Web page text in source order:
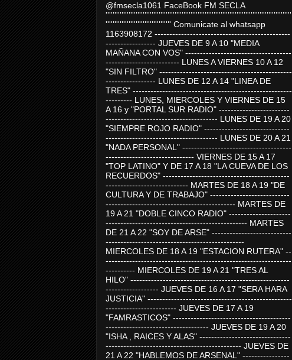
@fmsecla1061 FaceBook FM SECLA
'''''''''''''''''''''''''''''''''''''''''''''''''''''''''''''''''''''''''''''''''''''''''''''''''''''''''
''''''''''''''''''''''''''''''''''''' Comunicate al whatsapp
1163908172 ----------------------------------------------
----------------- JUEVES DE 9 A 10 "MEDIA
MAÑANA CON VOS" ------------------------------------
------------------------- LUNES A VIERNES 10 A 12
"SIN FILTRO" ---------------------------------------------
----------------- LUNES DE 12 A 14 "LINEA DE
TRES" ------------------------------------------------------
--------- LUNES, MIERCOLES Y VIERNES DE 15
A 16 y "PORTAL SUR RADIO" ------------------------
-------------------------------------- LUNES DE 19 A 20
"SIEMPRE ROJO RADIO" -----------------------------
-------------------------------------- LUNES DE 20 A 21
"NADA PERSONAL" -------------------------------------
------------------------------ VIERNES DE 15 A 17
"TOP LATINO" Y DE 17 A 18 "LA CUEVA DE LOS
RECUERDOS" -------------------------------------------
---------------------------- MARTES DE 18 A 19 "DE
CULTURA Y DE TRABAJO" ---------------------------
-------------------------------------------- MARTES DE
19 A 21 "DOBLE CINCO RADIO" ---------------------
------------------------------------------------ MARTES
DE 21 A 22 "SOY DE ARSE" ---------------------------
-----------------------------------------------
MIERCOLES DE 18 A 19 "ESTACION RUTERA" --
---------------------------------------------------------------
---------- MIERCOLES DE 19 A 21 "TRES AL
HILO" ------------------------------------------------------
------------------ JUEVES DE 16 A 17 "SERA HARA
JUSTICIA" -------------------------------------------------
------------------------ JUEVES DE 17 A 19
"FAMRASTICOS" ----------------------------------------
----------------------------------- JUEVES DE 19 A 20
"ISHA , RAICES Y ALAS" -------------------------------
---------------------------------------------- JUEVES DE
21 A 22 "HABLEMOS DE ARSENAL" ----------------